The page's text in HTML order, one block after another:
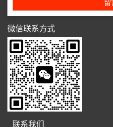
微信联系方式
联系我们